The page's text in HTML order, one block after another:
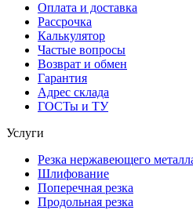
Оплата и доставка
Рассрочка
Калькулятор
Частые вопросы
Возврат и обмен
Гарантия
Адрес склада
ГОСТы и ТУ
Услуги
Резка нержавеющего
Шлифование
Поперечная резка
Продольная резка